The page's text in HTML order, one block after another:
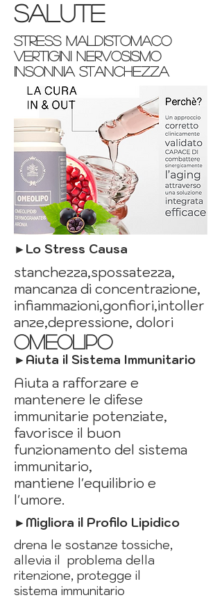
salute
stress maldistomaco
vertigini nervosismo
insonnia stanchezza
► Lo Stress Causa
stanchezza,spossatezza,
mancanza di concentrazione,
infiammazioni,gonfiori,intoller
anze,depressione, dolori
OMEOLIPO
►Aiuta il Sistema Immunitario
Aiuta a rafforzare e
mantenere le difese
immunitarie potenziate,
favorisce il buon
funzionamento del sistema
immunitario,
mantiene l'equilibrio e
l'umore.
► Migliora il Profilo Lipidico
drena le sostanze tossiche,
allevia il problema della
ritenzione, protegge il
sistema immunitario